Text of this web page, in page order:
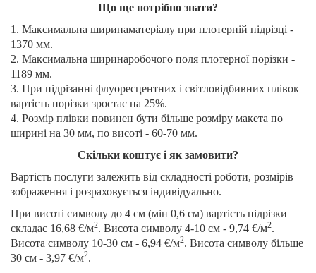
Що ще потрібно знати?
1. Максимальна ширинаматеріалу при плотерній підрізці -
1370 мм.
2. Максимальна ширинаробочого поля плотерної порізки -
1189 мм.
3. При підрізанні флуоресцентних і світловідбивних плівок
вартість порiзки зростає на 25%.
4. Розмір плівки повинен бути більше розміру макета по
ширині на 30 мм, по висоті - 60-70 мм.
Скільки коштує і як замовити?
Вартість послуги залежить від складності роботи, розмірів
зображення і розраховується індивідуально.
При висоті символу до 4 см (мін 0,6 см) вартість підрізки
складає 16,68 €/м2. Висота символу 4-10 см - 9,74 €/м2.
Висота символу 10-30 см - 6,94 €/м2. Висота символу більше
30 см - 3,97 €/м2.